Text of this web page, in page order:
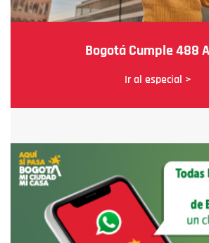
Bogotá Cumple 488
Ir al especial >